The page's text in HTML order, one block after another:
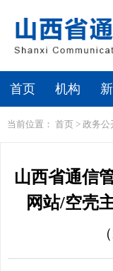
首页 机构
当前位置： 首页 > 政务公
山西省通信
网站/空壳